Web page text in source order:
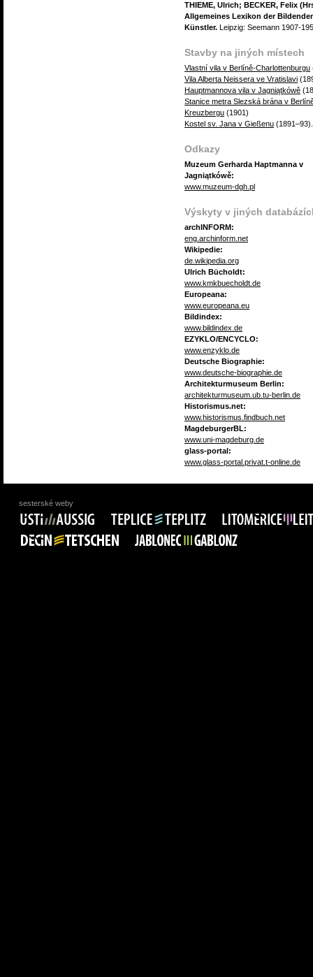
THIEME, Ulrich; BECKER, Felix
Allgemeines Lexikon der
Künstler. Leipzig: Seemann 1907-
Stavby na jiných místech
Vlastní vila v Berlíně-Charlottenburgu
Vila Alberta Neissera ve Vratislavi
Hauptmannova vila v Jagniątkówě
Stanice metra Slezská brána v
Kreuzbergu (1901)
Kostel sv. Jana v Gießenu (1891–93).
Odkazy
Muzeum Gerharda Haptmanna v
Jagniątkówě:
www.muzeum-dgh.pl
Výskyty v jiných
archINFORM:
eng.archinform.net
Wikipedie:
de.wikipedia.org
Ulrich Bücholdt:
www.kmkbuecholdt.de
Europeana:
www.europeana.eu
Bildindex:
www.bildindex.de
EZYKLO/ENCYCLO:
www.enzyklo.de
Deutsche Biographie:
www.deutsche-biographie.de
Architekturmuseum Berlin:
architekturmuseum.ub.tu-berlin.de
Historismus.net:
www.historismus.findbuch.net
MagdeburgerBL:
www.uni-magdeburg.de
glass-portal:
www.glass-portal.privat.t-online.de
sesterské weby